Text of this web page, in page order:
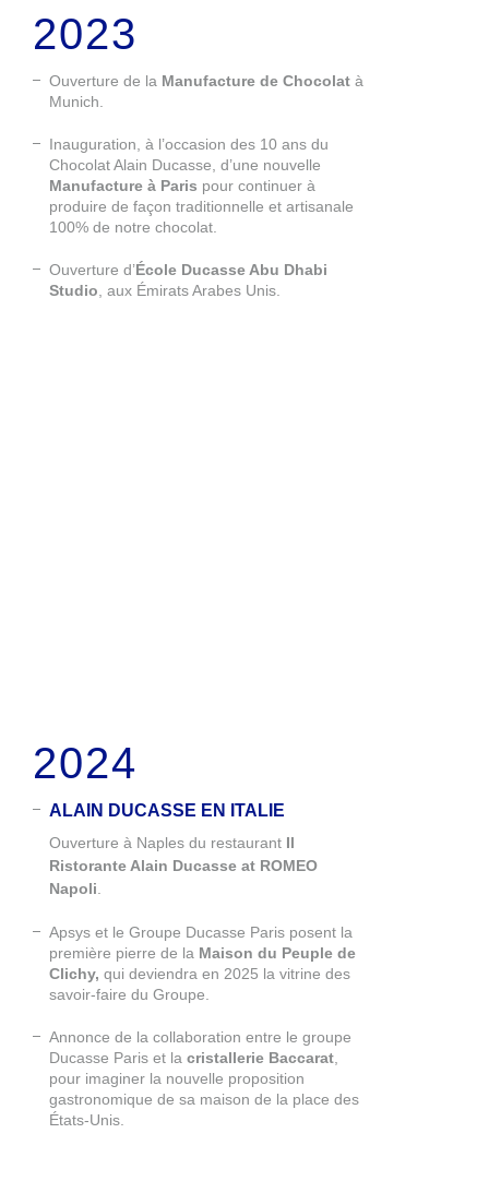
2023
Ouverture de la Manufacture de Chocolat à
Munich.
Inauguration, à l’occasion des 10 ans du
Chocolat Alain Ducasse, d’une nouvelle
Manufacture à Paris pour continuer à
produire de façon traditionnelle et artisanale
100% de notre chocolat.
Ouverture d’École Ducasse Abu Dhabi
Studio , aux Émirats Arabes Unis.
2024
ALAIN DUCASSE EN ITALIE
Ouverture à Naples du restaurant Il
Ristorante Alain Ducasse at ROMEO
Napoli
Apsys et le Groupe Ducasse Paris posent la
première pierre de la Maison du Peuple de
Clichy, qui deviendra en 2025 la vitrine des
savoir-faire du Groupe.
Annonce de la collaboration entre le groupe
Ducasse Paris et la cristallerie Baccarat
pour imaginer la nouvelle proposition
gastronomique de sa maison de la place des
États-Unis.